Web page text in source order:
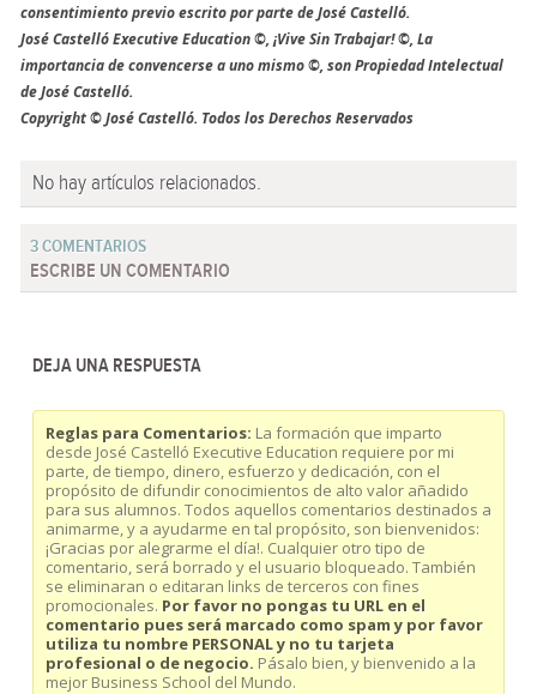
consentimiento previo escrito por parte de José Castelló.
José Castelló Executive Education ©, ¡Vive Sin Trabajar! ©, La
importancia de convencerse a uno mismo ©, son Propiedad Intelectual
de José Castelló.
Copyright © José Castelló. Todos los Derechos Reservados
No hay artículos relacionados.
3 COMENTARIOS
ESCRIBE UN COMENTARIO
DEJA UNA RESPUESTA
Reglas para Comentarios: La formación que imparto
desde José Castelló Executive Education requiere por mi
parte, de tiempo, dinero, esfuerzo y dedicación, con el
propósito de difundir conocimientos de alto valor añadido
para sus alumnos. Todos aquellos comentarios destinados a
animarme, y a ayudarme en tal propósito, son bienvenidos:
¡Gracias por alegrarme el día!. Cualquier otro tipo de
comentario, será borrado y el usuario bloqueado. También
se eliminaran o editaran links de terceros con fines
promocionales. Por favor no pongas tu URL en el
comentario pues será marcado como spam y por favor
utiliza tu nombre PERSONAL y no tu tarjeta
profesional o de negocio. Pásalo bien, y bienvenido a la
mejor Business School del Mundo.